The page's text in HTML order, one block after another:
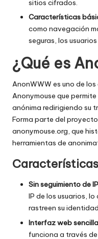
sitios cifrados.
Características
como navegación
seguras, los
¿Qué es
AnonWWW es uno de
Anonymouse que
anónima redirigiendo su
Forma parte del
anonymouse.org, que
herramientas de
Sin seguimiento de
IP de los usuarios,
rastreen su
Interfaz web
funciona a través